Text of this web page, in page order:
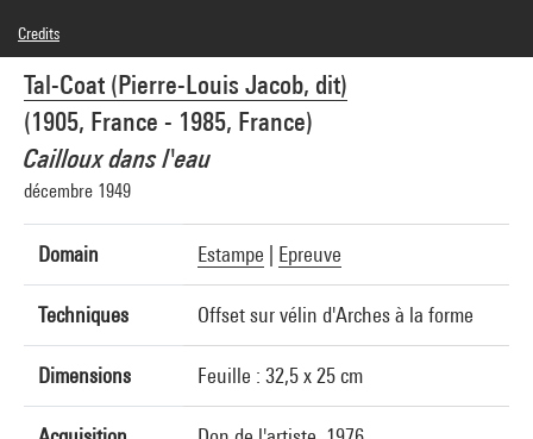
Tal-Coat (Pierre-Louis Jacob, dit)
(1905, France - 1985, France)
Cailloux dans l'eau
décembre 1949
Domain Estampe Epreuve
Techniques Offset sur vélin d'Arches à la forme
Dimensions Feuille : 32,5 x 25 cm
Credits
© Adagp, Paris
Photo credits : Centre Pompidou, MNAM-CCI/Georges Meguerditchian/Dist.
GrandPalaisRmn
Image reference : 4N18151
Image presentation :GrandPalaisRmnPhoto